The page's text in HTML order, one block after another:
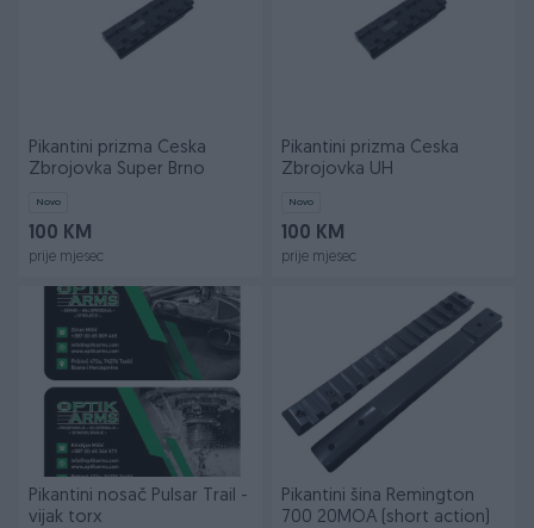
Pikantini prizma Česka
Zbrojovka Super Brno
Novo
100 KM
prije mjesec
Pikantini prizma Česka
Zbrojovka UH
Novo
100 KM
prije mjesec
Pikantini nosač Pulsar Trail -
vijak torx
Pikantini šina Remington
700 20MOA (short action)